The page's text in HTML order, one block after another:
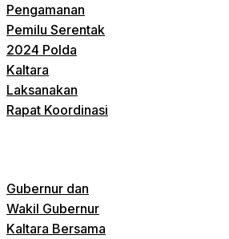
Pengamanan
Pemilu Serentak
2024 Polda
Kaltara
Laksanakan
Rapat Koordinasi
Gubernur dan
Wakil Gubernur
Kaltara Bersama